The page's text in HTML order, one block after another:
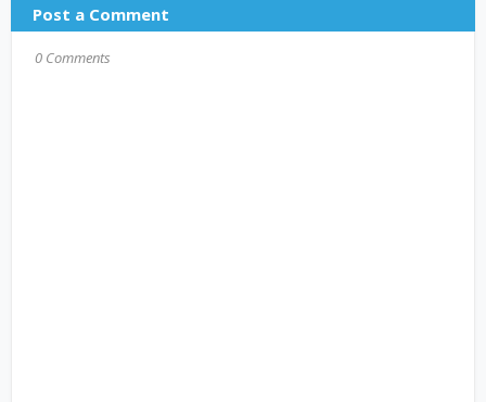
Post a Comment
0 Comments